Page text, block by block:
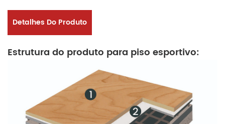
Detalhes Do Produto
Estrutura do produto para piso esportivo: